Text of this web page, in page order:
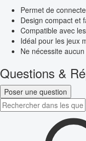
Permet de
Design compact et
Compatible avec
Idéal pour les jeux
Ne nécessite
Questions &
Poser une question